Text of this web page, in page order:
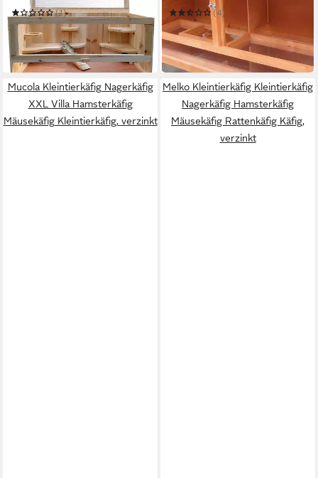
mit Öffnung Mäusekäfig
(1)
41,80 € UVP75,00 €
-44%
in 4-5 Werktagen bei dir
in Braun Runddach Aufzucht
(4)
158,80 € UVP 197,90 €
-20%
in 4-5 Werktagen bei dir
Mucola Kleintierkäfig Nagerkäfig
XXL Villa Hamsterkäfig
Mäusekäfig Kleintierkäfig, verzinkt
Melko Kleintierkäfig Kleintierkäfig
Nagerkäfig Hamsterkäfig
Mäusekäfig Rattenkäfig Käfig,
verzinkt